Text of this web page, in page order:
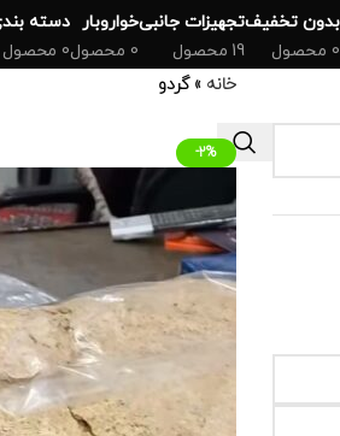
بدون تخفیف
0 محصول
تجهیزات جانبی
19 محصول
خواروبار
0 محصول
دسته
0 محصول
خانه »گردو
-2%